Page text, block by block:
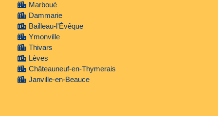
Marboué
Dammarie
Bailleau-l'Évêque
Ymonville
Thivars
Lèves
Châteauneuf-en-Thymerais
Janville-en-Beauce